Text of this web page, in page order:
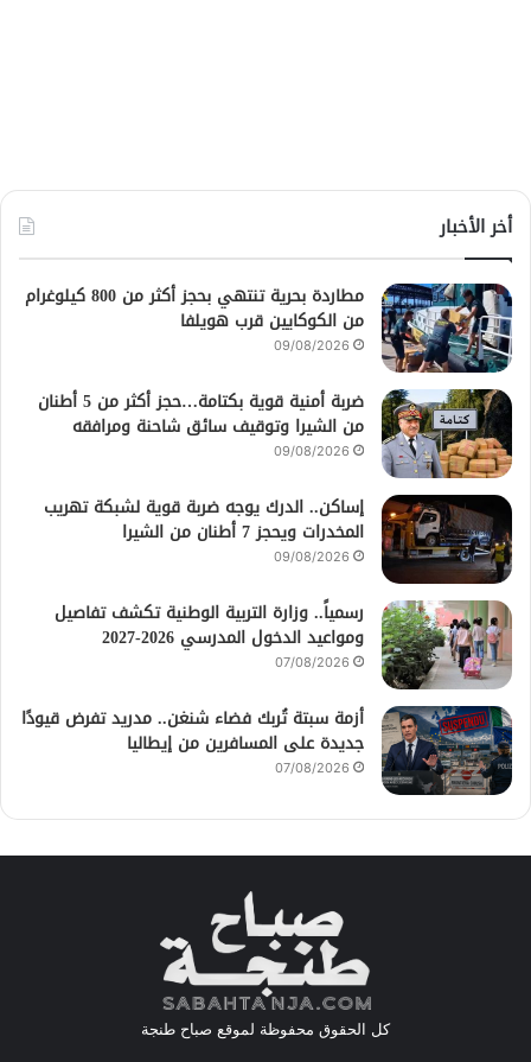
أخر الأخبار
مطاردة بحرية تنتهي بحجز أكثر من 800 كيلوغرام
من الكوكايين قرب هويلفا
09/08/2026
ضربة أمنية قوية بكتامة…حجز أكثر من 5 أطنان
من الشيرا وتوقيف سائق شاحنة ومرافقه
09/08/2026
إساكن.. الدرك يوجه ضربة قوية لشبكة تهريب
المخدرات ويحجز 7 أطنان من الشيرا
09/08/2026
رسمياً.. وزارة التربية الوطنية تكشف تفاصيل
ومواعيد الدخول المدرسي 2026-2027
07/08/2026
أزمة سبتة تُربك فضاء شنغن.. مدريد تفرض قيودًا
جديدة على المسافرين من إيطاليا
07/08/2026
كل الحقوق محفوظة لموقع صباح طنجة